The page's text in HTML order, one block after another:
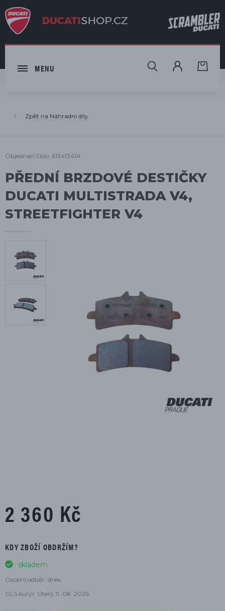
MENU HLEDAT
Náhradní díly
Objednací číslo: 61341341A
PŘEDNÍ BRZDOVÉ DESTIČKY
DUCATI MULTISTRADA V4,
STREETFIGHTER V4
2 360 Kč
KDY ZBOŽÍ OBDRŽÍM?
skladem
Osobní odběr: dnes
GLS kurýr: Úterý 11. 08. 2026